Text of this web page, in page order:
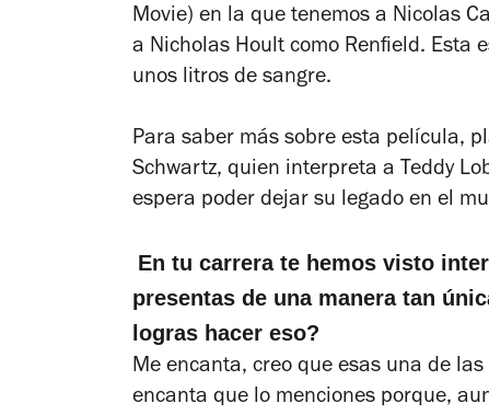
Movie) en la que tenemos a Nicolas
a Nicholas Hoult como Renfield. Esta
unos litros de sangre.
Para saber más sobre esta película,
Schwartz, quien interpreta a Teddy
espera poder dejar su legado en el
En tu carrera te hemos visto
presentas de una manera tan
logras hacer eso?
Me encanta, creo que esas una de
encanta que lo menciones porque,